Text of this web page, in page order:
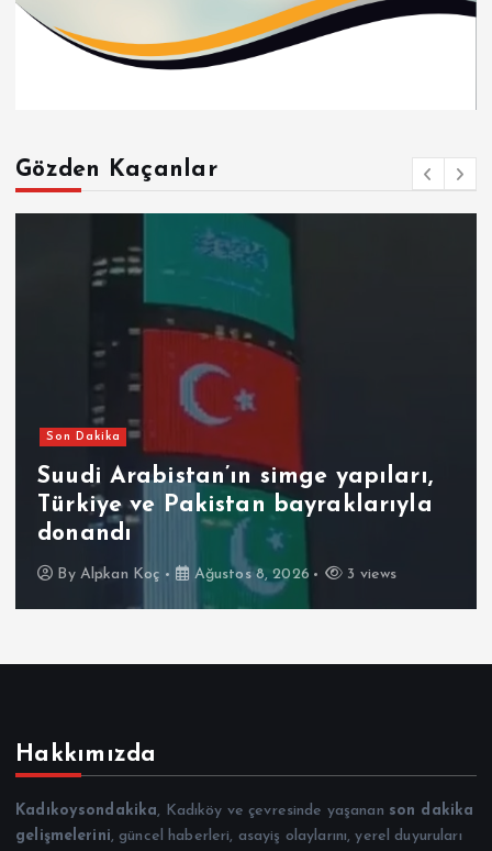
Gözden Kaçanlar
Son Dakika
Suudi Arabistan’ın simge yapıları,
Türkiye ve Pakistan bayraklarıyla
donandı
By Alpkan Koç Ağustos 8, 2026 3 views
Hakkımızda
Kadıkoysondakika, Kadıköy ve çevresinde yaşanan son dakika
gelişmelerini, güncel haberleri, asayiş olaylarını, yerel duyuruları